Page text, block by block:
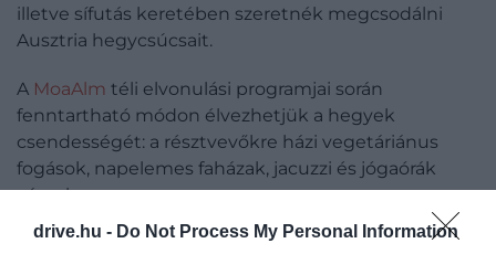
drive.hu - Do Not Process My Personal Information
illetve sífutás keretében szeretnék megcsodálni
Ausztria hegycsúcsait.
A MoaAlm téli elvonulási programjai során
fenntartható módon élvezhetjük a hegyek
csendességét: a résztvevőkre házi vegetáriánus
fogások, napelemes faházak, jacuzzi és jógaórák
várnak.